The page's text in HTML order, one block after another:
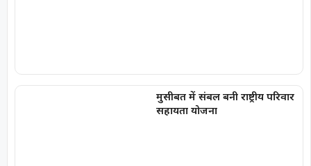
मुसीबत में संबल बनी राष्ट्रीय परिवार
सहायता योजना